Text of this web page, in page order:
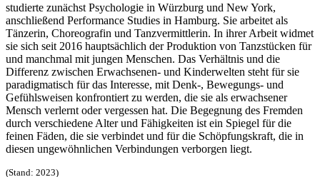
studierte zunächst Psychologie in Würzburg und New York,
anschließend Performance Studies in Hamburg. Sie arbeitet als
Tänzerin, Choreografin und Tanzvermittlerin. In ihrer Arbeit widmet
sie sich seit 2016 hauptsächlich der Produktion von Tanzstücken für
und manchmal mit jungen Menschen. Das Verhältnis und die
Differenz zwischen Erwachsenen- und Kinderwelten steht für sie
paradigmatisch für das Interesse, mit Denk-, Bewegungs- und
Gefühlsweisen konfrontiert zu werden, die sie als erwachsener
Mensch verlernt oder vergessen hat. Die Begegnung des Fremden
durch verschiedene Alter und Fähigkeiten ist ein Spiegel für die
feinen Fäden, die sie verbindet und für die Schöpfungskraft, die in
diesen ungewöhnlichen Verbindungen verborgen liegt.
(Stand: 2023)